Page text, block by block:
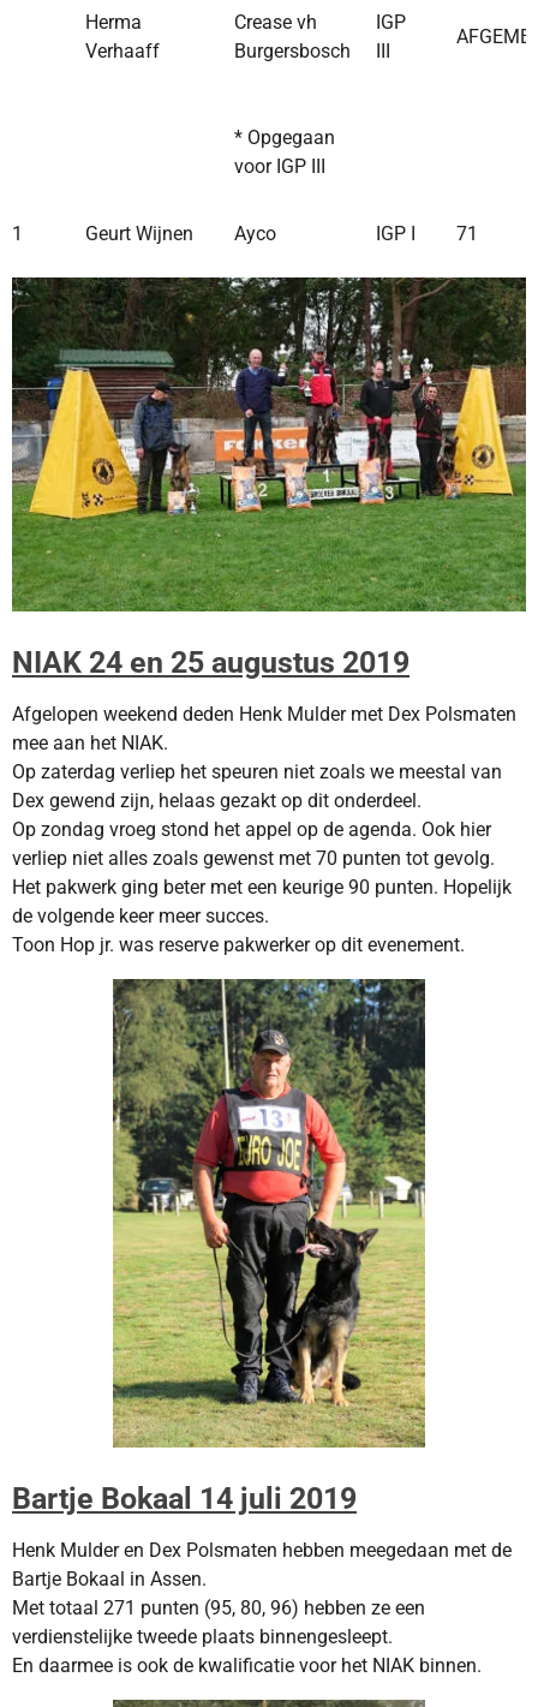
Herma
Verhaaff
Crease vh
Burgersbosch
IGP
III
* Opgegaan
voor IGP III
1 Geurt Wijnen Ayco IGP I 71
NIAK 24 en 25 augustus 2019
Afgelopen weekend deden Henk Mulder met Dex Polsmaten
mee aan het NIAK.
Op zaterdag verliep het speuren niet zoals we meestal van
Dex gewend zijn, helaas gezakt op dit onderdeel.
Op zondag vroeg stond het appel op de agenda. Ook hier
verliep niet alles zoals gewenst met 70 punten tot gevolg.
Het pakwerk ging beter met een keurige 90 punten. Hopelijk
de volgende keer meer succes.
Toon Hop jr. was reserve pakwerkerop dit evenement.
Bartje Bokaal 14 juli 2019
Henk Mulder en Dex Polsmaten hebben meegedaan met de
Bartje Bokaal in Assen.
Met totaal 271 punten (95, 80, 96) hebben ze een
verdienstelijke tweede plaats binnengesleept.
En daarmee is ook de kwalificatie voor het NIAK binnen.